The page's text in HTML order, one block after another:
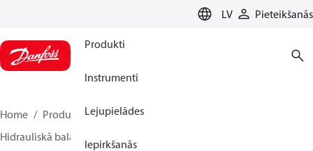
LV Pieteikšanās
Produkti
Instrumenti
Lejupielādes
Iepirkšanās
Home Produkti
Climate Solutions apkurei
Hidrauliskā balansēšana un kontrole